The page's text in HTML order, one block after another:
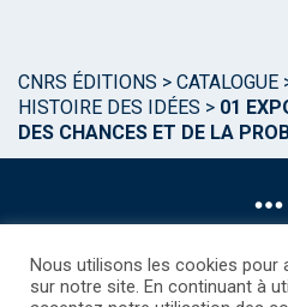
CNRS ÉDITIONS > CATALOGUE
HISTOIRE DES IDÉES > 01
DES CHANCES ET DE LA
Nous utilisons les cookies pour
sur notre site. En continuant à